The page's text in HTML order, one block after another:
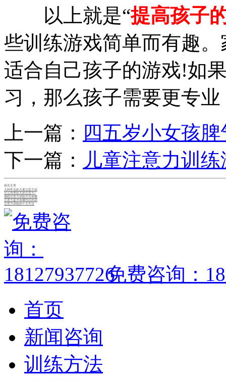
以上就是“提高孩子
些训练游戏简单而有趣
适合自己孩子的游戏!如
习，那么孩子需要更专
上一篇： 四五岁小女孩
下一篇： 儿童注意力训
相关文章
几种常见的儿童注意力训
怎么培养幼儿的注意力?
感统注意力训练方法有哪
注意力提升有哪些好的训
注意力训练的十大方法
免费咨询：
首页
新闻咨询
训练方法